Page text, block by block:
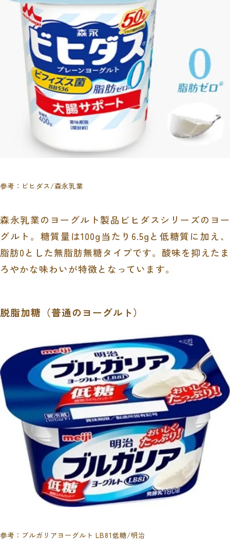
参考： ビヒダス/森永乳業
森永乳業のヨーグルト製品ビヒダスシリーズのヨー
グルト。糖質量は100g当たり6.5gと低糖質に加え、
脂肪0とした無脂肪無糖タイプです。 酸味を抑えたま
ろやかな味わいが特徴となっています。
脱脂加糖（普通のヨーグルト）
参考： ブルガリアヨーグルト LB81低糖/明治